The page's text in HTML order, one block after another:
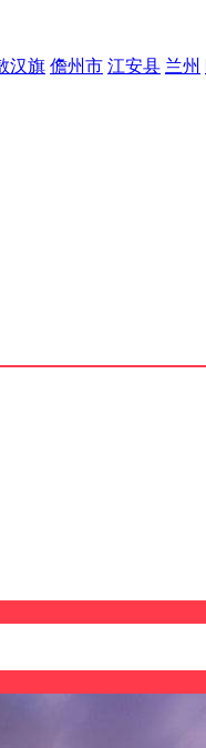
汉旗 儋州市 江安县 兰州